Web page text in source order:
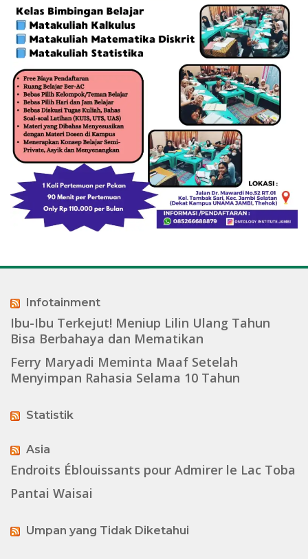
Infotainment
Ibu-Ibu Terkejut! Meniup Lilin Ulang Tahun
Bisa Berbahaya dan Mematikan
Ferry Maryadi Meminta Maaf Setelah
Menyimpan Rahasia Selama 10 Tahun
Statistik
Asia
Endroits Éblouissants pour Admirer le Lac Toba
Pantai Waisai
Umpan yang Tidak Diketahui